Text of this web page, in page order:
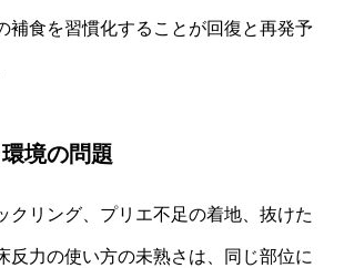
補食を習慣化することが回復と再発予
境の問題
クリング、プリエ不足の着地、抜けた
反力の使い方の未熟さは、同じ部位に